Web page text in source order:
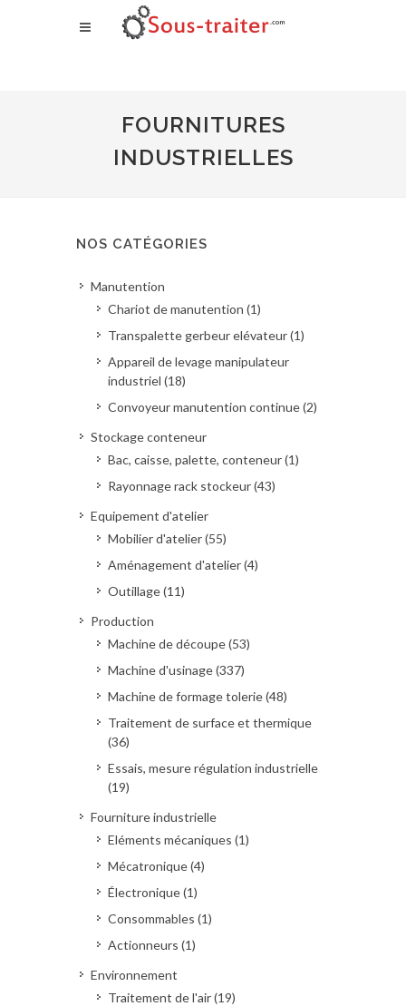
FOURNITURES
INDUSTRIELLES
NOS CATÉGORIES
Manutention
Chariot de manutention (1)
Transpalette gerbeur elévateur (1)
Appareil de levage manipulateur
industriel (18)
Convoyeur manutention continue (2)
Stockage conteneur
Bac, caisse, palette, conteneur (1)
Rayonnage rack stockeur (43)
Equipement d'atelier
Mobilier d'atelier (55)
Aménagement d'atelier (4)
Outillage (11)
Production
Machine de découpe (53)
Machine d'usinage (337)
Machine de formage tolerie (48)
Traitement de surface et thermique
(36)
Essais, mesure régulation industrielle
(19)
Fourniture industrielle
Eléments mécaniques (1)
Mécatronique (4)
Électronique (1)
Consommables (1)
Actionneurs (1)
Environnement
Traitement de l'air (19)